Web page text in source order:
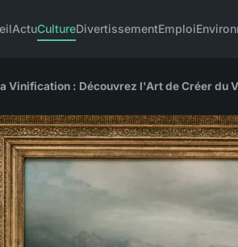
ActuCultureDivertissementEmploi
Vinification : Découvrez l'Art de Créer du